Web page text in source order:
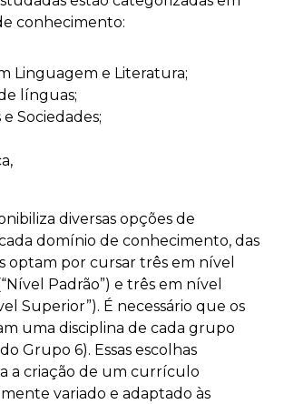
conhecimento:
Linguagem e Literatura;
línguas;
Sociedades;
diversas opções de
domínio de conhecimento, das
optam por cursar três em nível
Padrão”) e três em nível
Superior”). É necessário que os
uma disciplina de cada grupo
Grupo 6). Essas escolhas
a criação de um currículo
variado e adaptado às